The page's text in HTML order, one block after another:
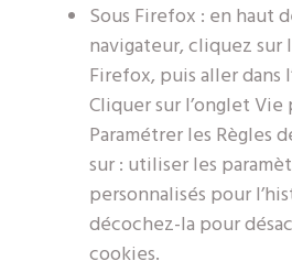
Sous Firefox : en haut
navigateur, cliquez
Firefox, puis aller dans
Cliquer sur l’onglet Vie
Paramétrer les Règles
sur : utiliser les
personnalisés pour
décochez-la pour
cookies.